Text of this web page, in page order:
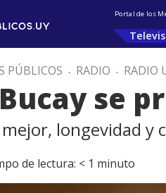
Portal de los
PÚBLICOS . RADIO . RADIO
se
longevidad y
de lectura: < 1 minuto